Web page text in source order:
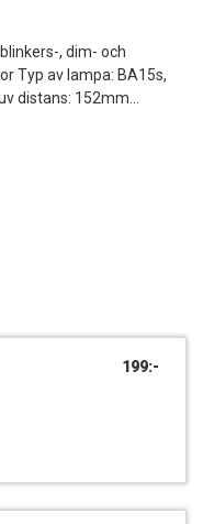
, dim- och
Typ av lampa: BA15s,
distans: 152mm...
199:-